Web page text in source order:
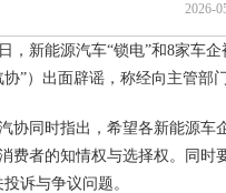
2026-
，新能源汽车“锁电”和8家车
协”）出面辟谣，称经向主管部
协同时指出，希望各新能源车
费者的知情权与选择权。同时
投诉与争议问题。